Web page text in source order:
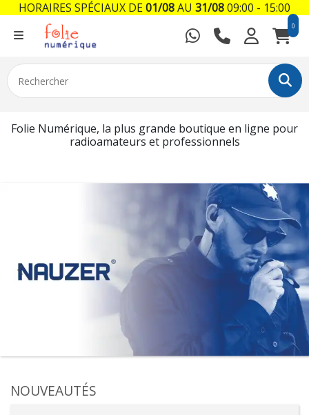
0
Folie Numérique, la plus grande boutique en ligne pour
radioamateurs et professionnels
Previous
NOUVEAUTÉS
HORAIRES SPÉCIAUX DE01/08AU 31/0809:00 - 15:00